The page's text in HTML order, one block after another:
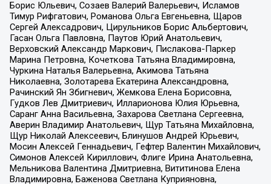
Борис Юльевич, Созаев Валерий Валерьевич, Исламов
Тимур Рифгатович, Романова Ольга Евгеньевна, Щаров
Сергей Алексадрович, Цирульников Борис Альбертович,
Гасан Ольга Павловна, Паутов Юрий Анатольевич,
Верховский Александр Маркович, Пислакова-Паркер
Марина Петровна, Кочеткова Татьяна Владимировна,
Чуркина Наталья Валерьевна, Акимова Татьяна
Николаевна, Золотарева Екатерина Александровна,
Рачинский Ян Збигневич, Жемкова Елена Борисовна,
Гудков Лев Дмитриевич, Илларионова Юлия Юрьевна,
Саранг Анна Васильевна, Захарова Светлана Сергеевна,
Аверин Владимир Анатольевич, Щур Татьяна Михайловна,
Щур Николай Алексеевич, Блинушов Андрей Юрьевич,
Мосин Алексей Геннадьевич, Гефтер Валентин Михайлович,
Симонов Алексей Кириллович, Флиге Ирина Анатольевна,
Мельникова Валентина Дмитриевна, Вититинова Елена
Владимировна, Баженова Светлана Куприяновна,